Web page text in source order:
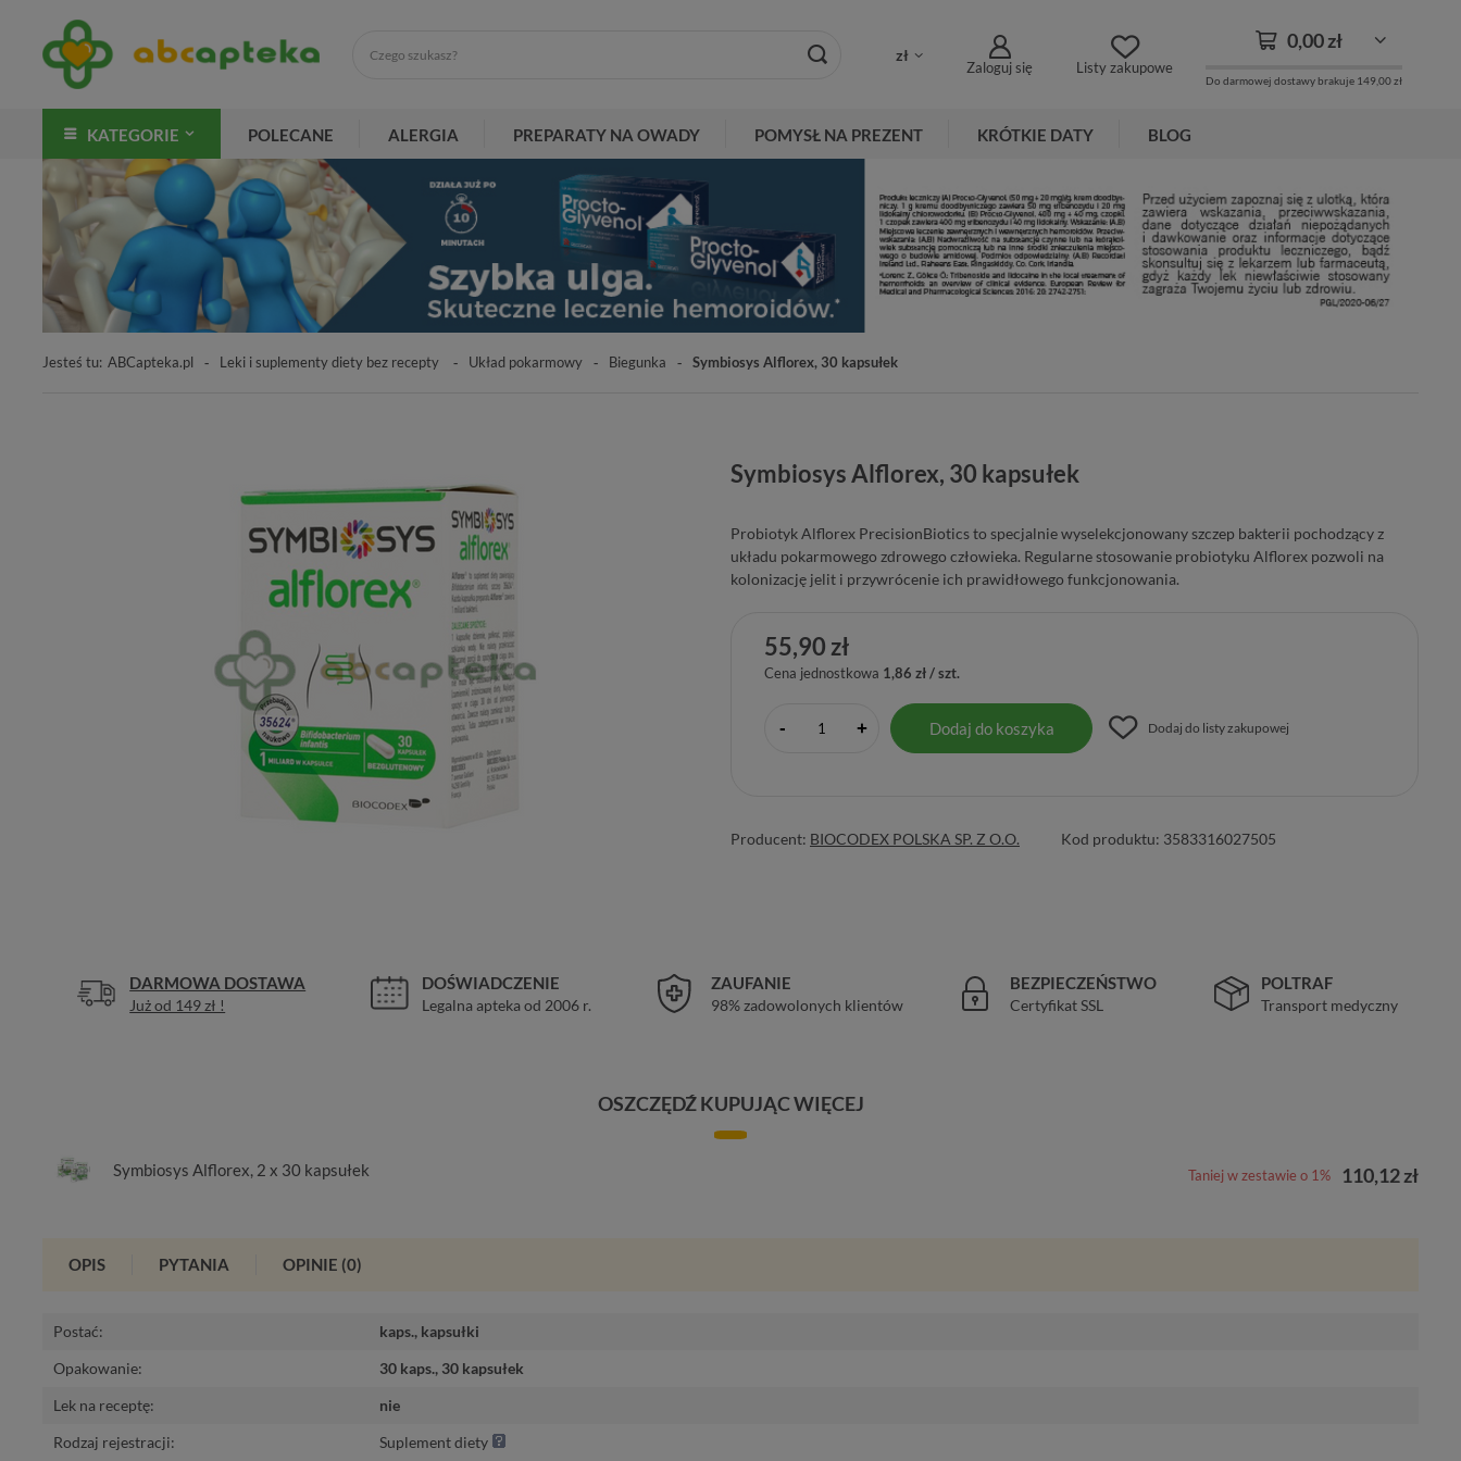
zł
Zaloguj się Listy zakupowe
0,00 zł
Do darmowej dostawy brakuje 149,00 zł
KATEGORIE POLECANE ALERGIA PREPARATY NA OWADY POMYSŁ NA PREZENT KRÓTKIE DATY BLOG
Jesteś tu: ABCapteka.pl Leki i suplementy diety bez recepty Układ pokarmowy Biegunka Symbiosys Alflorex, 30 kapsułek
Symbiosys Alflorex, 30 kapsułek
Probiotyk Alflorex PrecisionBiotics to specjalnie wyselekcjonowany szczep bakterii pochodzący z
układu pokarmowego zdrowego człowieka. Regularne stosowanie probiotyku Alflorex pozwoli na
kolonizację jelit i przywrócenie ich prawidłowego funkcjonowania.
55,90 zł
Cena jednostkowa 1,86 zł / szt.
- + Dodaj do koszyka Dodaj do listy zakupowej
Producent: BIOCODEX POLSKA SP. Z O.O. Kod produktu: 3583316027505
DARMOWA DOSTAWA
Już od 149 zł !
DOŚWIADCZENIE
Legalna apteka od 2006 r.
ZAUFANIE
98% zadowolonych klientów
BEZPIECZEŃSTWO
Certyfikat SSL
POLTRAF
Transport medyczny
OSZCZĘDŹ KUPUJĄC WIĘCEJ
Symbiosys Alflorex, 2 x 30 kapsułek 110,12 zł
Taniej w zestawie o 1%
OPIS PYTANIA OPINIE (0)
Postać: kaps., kapsułki
Opakowanie: 30 kaps., 30 kapsułek
Lek na receptę:
nie
Rodzaj rejestracji: Suplement diety